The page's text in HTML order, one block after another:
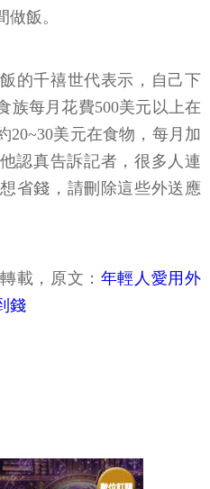
飯。
的千禧世代表示，自己下
族每月花費500美元以上在
20~30美元在食物，每月加
認真告訴記者，很多人連
省錢，請刪除這些外送應
載，原文： 年輕人愛用外
錢